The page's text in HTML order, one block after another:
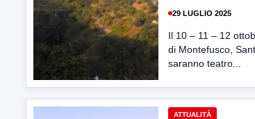
29 LUGLIO 2025
Il 10 – 11 – 12
di Montefusco,
saranno teatro...
ATTUALITÀ